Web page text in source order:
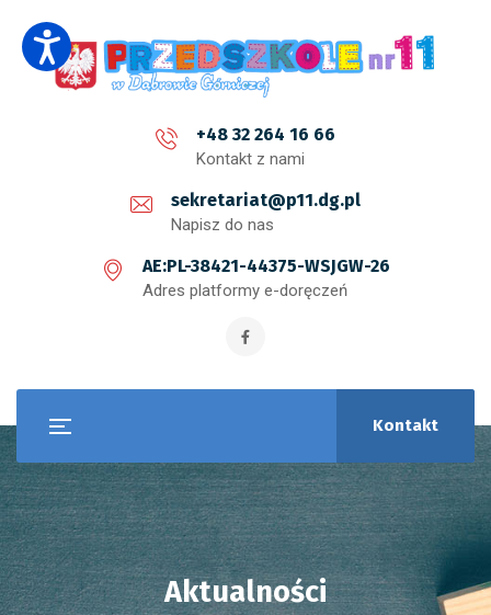
+48 32 264 16 66
Kontakt z nami
sekretariat@p11.dg.pl
Napisz do nas
AE:PL-38421-44375-WSJGW-26
Adres platformy e-doręczeń
Kontakt
Aktualności